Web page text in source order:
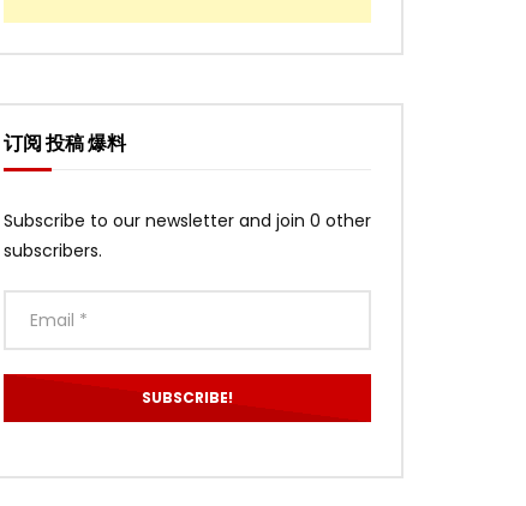
订阅 投稿 爆料
Subscribe to our newsletter and join 0 other
subscribers.